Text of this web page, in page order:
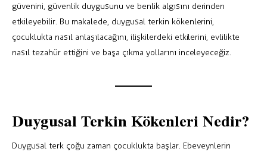
güvenini, güvenlik duygusunu ve benlik algısını derinden
etkileyebilir. Bu makalede, duygusal terkin kökenlerini,
çocuklukta nasıl anlaşılacağını, ilişkilerdeki etkilerini, evlilikte
nasıl tezahür ettiğini ve başa çıkma yollarını inceleyeceğiz.
Duygusal Terkin Kökenleri Nedir?
Duygusal terk çoğu zaman çocuklukta başlar. Ebeveynlerin